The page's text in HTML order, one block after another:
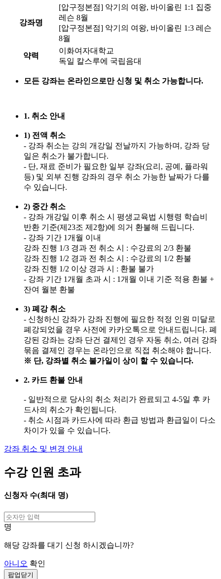
강좌명
[압구정본점] 악기의 여왕, 바이올린 1:1 집중
레슨 8월
[압구정본점] 악기의 여왕, 바이올린 1:3 레슨
8월
약력
이화여자대학교
독일 칼스루에 국립음대
모든 강좌는 온라인으로만 신청 및 취소 가능합니다.
1. 취소 안내
1) 전액 취소
- 강좌 취소는 강의 개강일 전날까지 가능하며, 강좌 당
일은 취소가 불가합니다.
- 단, 재료 준비가 필요한 일부 강좌(요리, 공예, 플라워
등) 및 외부 진행 강좌의 경우 취소 가능한 날짜가 다를
수 있습니다.
2) 중간 취소
- 강좌 개강일 이후 취소 시 평생교육법 시행령 학습비
반환 기준(제23조 제2항)에 의거 환불해 드립니다.
- 강좌 기간 1개월 이내
강좌 진행 1/3 경과 전 취소 시 : 수강료의 2/3 환불
강좌 진행 1/2 경과 전 취소 시 : 수강료의 1/2 환불
강좌 진행 1/2 이상 경과 시 : 환불 불가
- 강좌 기간 1개월 초과 시 : 1개월 이내 기준 적용 환불 +
잔여 월분 환불
3) 폐강 취소
- 신청하신 강좌가 강좌 진행에 필요한 적정 인원 미달로
폐강되었을 경우 사전에 카카오톡으로 안내드립니다. 폐
강된 강좌는 강좌 단건 결제인 경우 자동 취소, 여러 강좌
묶음 결제인 경우는 온라인으로 직접 취소해야 합니다.
※ 단, 강좌별 취소 불가일이 상이 할 수 있습니다.
2. 카드 환불 안내
- 일반적으로 당사의 취소 처리가 완료되고 4-5일 후 카
드사의 취소가 확인됩니다.
- 취소 시점과 카드사에 따라 환급 방법과 환급일이 다소
차이가 있을 수 있습니다.
강좌 취소 및 변경 안내
수강 인원 초과
신청자 수(최대 명)
명
해당 강좌를 대기 신청 하시겠습니까?
아니오 확인
팝업닫기